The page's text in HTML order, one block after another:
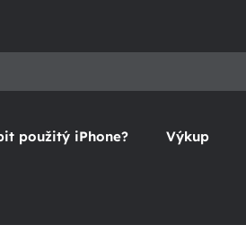
použitý iPhone? Výkup